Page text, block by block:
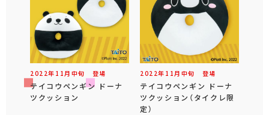
2022年 11 月 中旬 登場
テイコウペンギン ドーナ
ツクッション
2022年 11 月 中旬 登場
テイコウペンギン ドーナ
ツクッション（タイクレ限
定）